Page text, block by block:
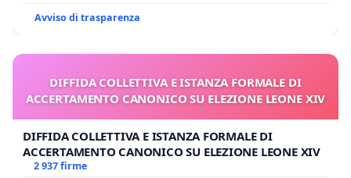
Avviso di trasparenza
DIFFIDA COLLETTIVA E ISTANZA FORMALE DI
ACCERTAMENTO CANONICO SU ELEZIONE LEONE XIV
DIFFIDA COLLETTIVA E ISTANZA FORMALE DI
ACCERTAMENTO CANONICO SU ELEZIONE LEONE XIV
2 937 firme